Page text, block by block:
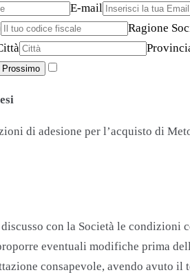
E-mail
Ragione
Prossimo
di adesione per l’acquisto di
con la Società le
eventuali modifiche prima
consapevole, avendo avuto